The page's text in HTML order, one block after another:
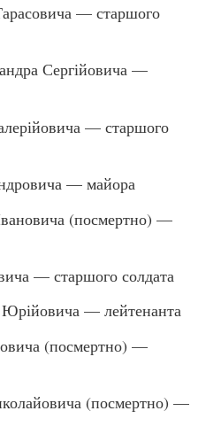
— старшого
Сергійовича —
— старшого
— майора
(посмертно) —
— старшого солдата
— лейтенанта
(посмертно) —
(посмертно) —